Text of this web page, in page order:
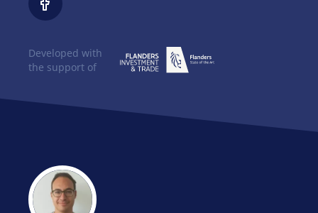
Developed with
the support of